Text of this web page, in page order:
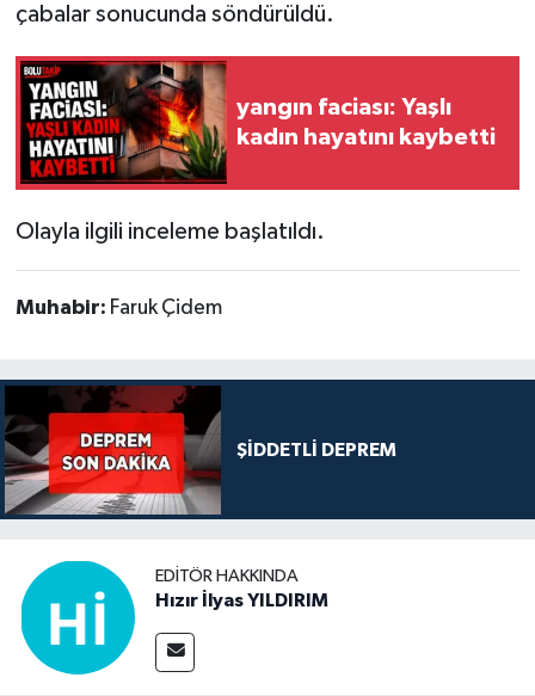
çabalar sonucunda söndürüldü.
yangın faciası: Yaşlı
kadın hayatını kaybetti
Olayla ilgili inceleme başlatıldı.
Muhabir: Faruk Çidem
ŞİDDETLİ DEPREM
EDITÖR HAKKINDA
Hızır İlyas YILDIRIM